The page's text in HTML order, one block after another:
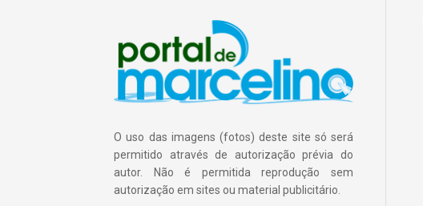
O uso das imagens (fotos) deste site só será
permitido através de autorização prévia do
autor. Não é permitida reprodução sem
autorização em sites ou material publicitário.